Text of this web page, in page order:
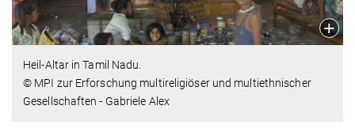
Heil-Altar in Tamil Nadu.
© MPI zur Erforschung multireligiöser und multiethnischer
Gesellschaften - Gabriele Alex